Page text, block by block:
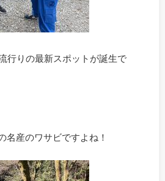
行りの最新スポットが誕生で
名産のワサビですよね！